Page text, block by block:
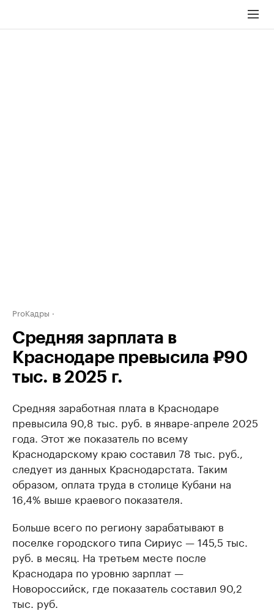
ProКадры
Средняя зарплата в
Краснодаре превысила ₽90
тыс. в 2025 г.
Средняя заработная плата в Краснодаре
превысила 90,8 тыс. руб. в январе-апреле 2025
года. Этот же показатель по всему
Краснодарскому краю составил 78 тыс. руб.,
следует из данных Краснодарстата. Таким
образом, оплата труда в столице Кубани на
16,4% выше краевого показателя.
Больше всего по региону зарабатывают в
поселке городского типа Сириус — 145,5 тыс.
руб. в месяц. На третьем месте после
Краснодара по уровню зарплат —
Новороссийск, где показатель составил 90,2
тыс. руб.